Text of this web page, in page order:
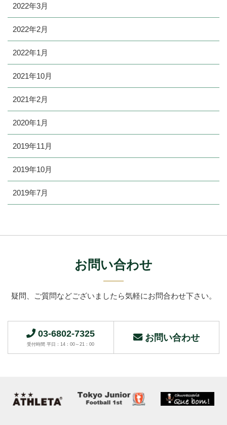
2022年3月
2022年2月
2022年1月
2021年10月
2021年2月
2020年1月
2019年11月
2019年10月
2019年7月
お問い合わせ
疑問、ご質問などございましたら気軽にお問合わせ下さい。
03-6802-7325
受付時間 平日：14：00～21：00
お問い合わせ